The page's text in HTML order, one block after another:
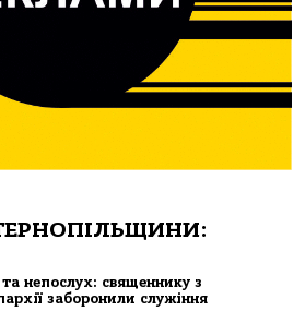
непослух: священнику з
заборонили служіння